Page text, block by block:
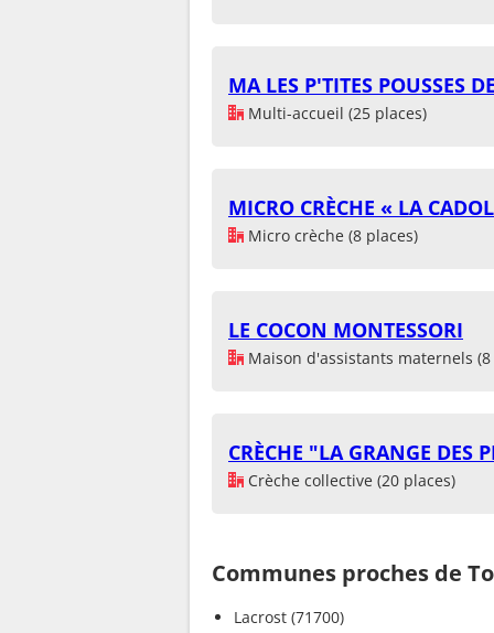
MA LES P'TITES POUSSES
Multi-accueil (25 places)
MICRO CRÈCHE « LA
Micro crèche (8 places)
LE COCON MONTESSORI
Maison d'assistants maternels (8
CRÈCHE "LA GRANGE DES
Crèche collective (20 places)
Communes proches de
Lacrost (71700)